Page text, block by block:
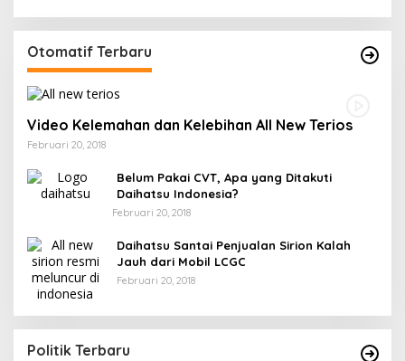
Otomatif Terbaru
Video Kelemahan dan Kelebihan All New Terios
Februari 20, 2018
Belum Pakai CVT, Apa yang Ditakuti
Daihatsu Indonesia?
Februari 20, 2018
Daihatsu Santai Penjualan Sirion Kalah
Jauh dari Mobil LCGC
Februari 20, 2018
Politik Terbaru